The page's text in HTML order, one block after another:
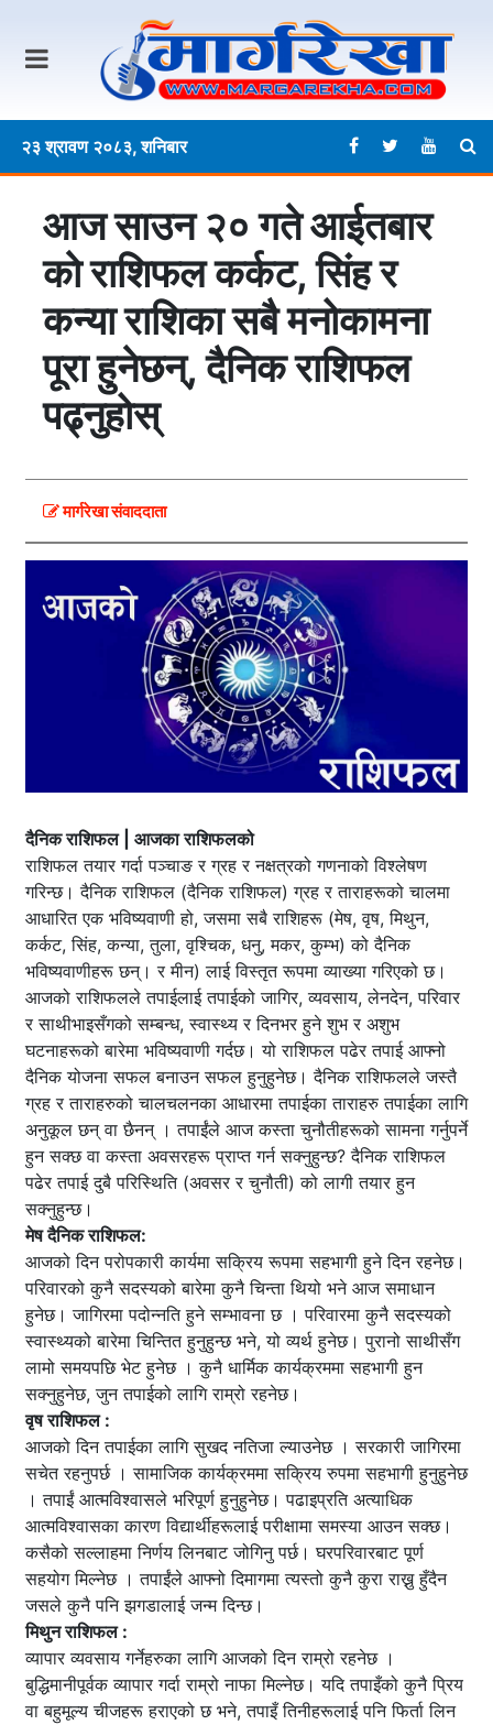
२३ श्रावण २०८३, शनिबार
आज साउन २० गते आईतबार
काे राशिफल कर्कट, सिंह र
कन्या राशिका सबै मनोकामना
पूरा हुनेछन्, दैनिक राशिफल
पढ्नुहोस्
मार्गरेखा संवाददाता
दैनिक राशिफल | आजका राशिफलको
राशिफल तयार गर्दा पञ्चाङ र ग्रह र नक्षत्रको गणनाको विश्लेषण
गरिन्छ। दैनिक राशिफल (दैनिक राशिफल) ग्रह र ताराहरूको चालमा
आधारित एक भविष्यवाणी हो, जसमा सबै राशिहरू (मेष, वृष, मिथुन,
कर्कट, सिंह, कन्या, तुला, वृश्चिक, धनु, मकर, कुम्भ) को दैनिक
भविष्यवाणीहरू छन्। र मीन) लाई विस्तृत रूपमा व्याख्या गरिएको छ।
आजको राशिफलले तपाईलाई तपाईको जागिर, व्यवसाय, लेनदेन, परिवार
र साथीभाइसँगको सम्बन्ध, स्वास्थ्य र दिनभर हुने शुभ र अशुभ
घटनाहरूको बारेमा भविष्यवाणी गर्दछ। यो राशिफल पढेर तपाई आफ्नो
दैनिक योजना सफल बनाउन सफल हुनुहुनेछ। दैनिक राशिफलले जस्तै
ग्रह र ताराहरुको चालचलनका आधारमा तपाईका ताराहरु तपाईका लागि
अनुकूल छन् वा छैनन् । तपाईंले आज कस्ता चुनौतीहरूको सामना गर्नुपर्ने
हुन सक्छ वा कस्ता अवसरहरू प्राप्त गर्न सक्नुहुन्छ? दैनिक राशिफल
पढेर तपाई दुबै परिस्थिति (अवसर र चुनौती) को लागी तयार हुन
सक्नुहुन्छ।
मेष दैनिक राशिफल:
आजको दिन परोपकारी कार्यमा सक्रिय रूपमा सहभागी हुने दिन रहनेछ।
परिवारको कुनै सदस्यको बारेमा कुनै चिन्ता थियो भने आज समाधान
हुनेछ। जागिरमा पदोन्नति हुने सम्भावना छ । परिवारमा कुनै सदस्यको
स्वास्थ्यको बारेमा चिन्तित हुनुहुन्छ भने, यो व्यर्थ हुनेछ। पुरानो साथीसँग
लामो समयपछि भेट हुनेछ । कुनै धार्मिक कार्यक्रममा सहभागी हुन
सक्नुहुनेछ, जुन तपाईको लागि राम्रो रहनेछ।
वृष राशिफल :
आजको दिन तपाईका लागि सुखद नतिजा ल्याउनेछ । सरकारी जागिरमा
सचेत रहनुपर्छ । सामाजिक कार्यक्रममा सक्रिय रुपमा सहभागी हुनुहुनेछ
। तपाईं आत्मविश्वासले भरिपूर्ण हुनुहुनेछ। पढाइप्रति अत्याधिक
आत्मविश्वासका कारण विद्यार्थीहरूलाई परीक्षामा समस्या आउन सक्छ।
कसैको सल्लाहमा निर्णय लिनबाट जोगिनु पर्छ। घरपरिवारबाट पूर्ण
सहयोग मिल्नेछ । तपाईंले आफ्नो दिमागमा त्यस्तो कुनै कुरा राख्नु हुँदैन
जसले कुनै पनि झगडालाई जन्म दिन्छ।
मिथुन राशिफल :
व्यापार व्यवसाय गर्नेहरुका लागि आजको दिन राम्रो रहनेछ ।
बुद्धिमानीपूर्वक व्यापार गर्दा राम्रो नाफा मिल्नेछ। यदि तपाइँको कुनै प्रिय
वा बहुमूल्य चीजहरू हराएको छ भने, तपाइँ तिनीहरूलाई पनि फिर्ता लिन